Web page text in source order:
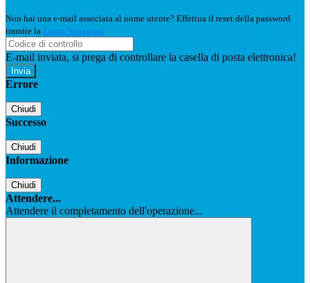
Non hai una e-mail associata al nome utente? Effettua il reset della password
tramite la Login Spaggiari
E-mail inviata, si prega di controllare la casella di posta elettronica!
Errore
Chiudi
Successo
Chiudi
Informazione
Chiudi
Attendere...
Attendere il completamento dell'operazione...